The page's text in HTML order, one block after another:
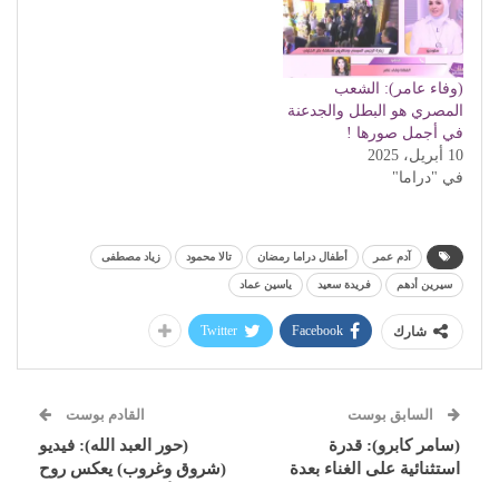
(وفاء عامر): الشعب
المصري هو البطل والجدعنة
في أجمل صورها !
10 أبريل، 2025
في "دراما"
آدم عمر أطفال دراما رمضان تالا محمود زياد مصطفى
سيرين أدهم فريدة سعيد ياسين عماد
شارك Facebook
Twitter
السابق بوست
(سامر كابرو): قدرة
استثنائية على الغناء بعدة
القادم بوست
(حور العبد الله): فيديو
(شروق وغروب) يعكس روح